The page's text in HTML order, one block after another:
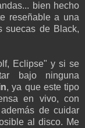
bien hecho
reseñable a una
suecas de Black,
Eclipse" y si se
bajo ninguna
, ya que este tipo
en vivo, con
de cuidar
al disco. Me